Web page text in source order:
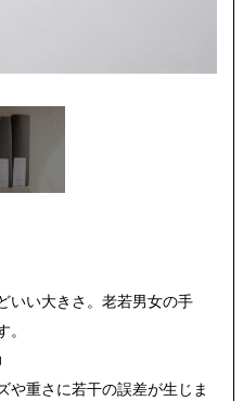
いい大きさ。老若男女の手
。
重さに若干の誤差が生じま